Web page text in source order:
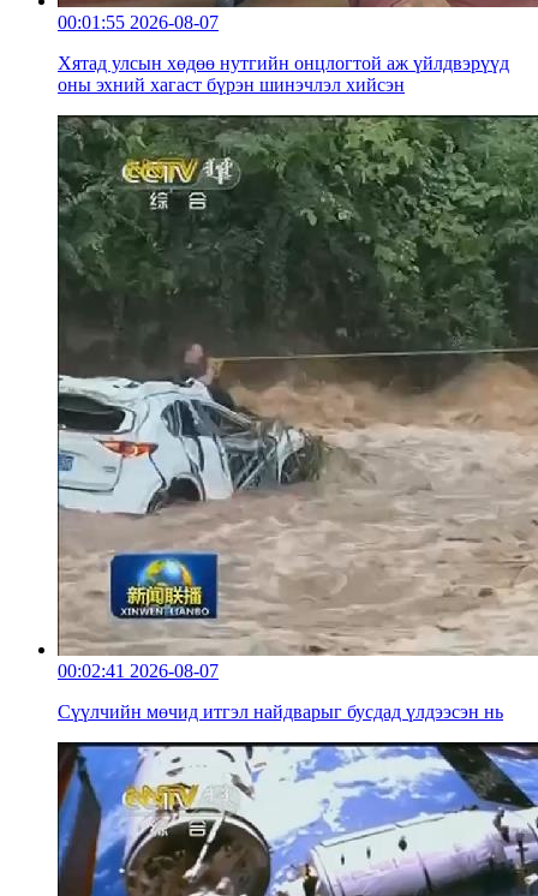
00:01:55 2026-08-07
Хятад улсын хөдөө нутгийн онцлогтой аж үйлдвэрүүд
оны эхний хагаст бүрэн шинэчлэл хийсэн
00:02:41 2026-08-07
Сүүлчийн мөчид итгэл найдварыг бусдад үлдээсэн нь